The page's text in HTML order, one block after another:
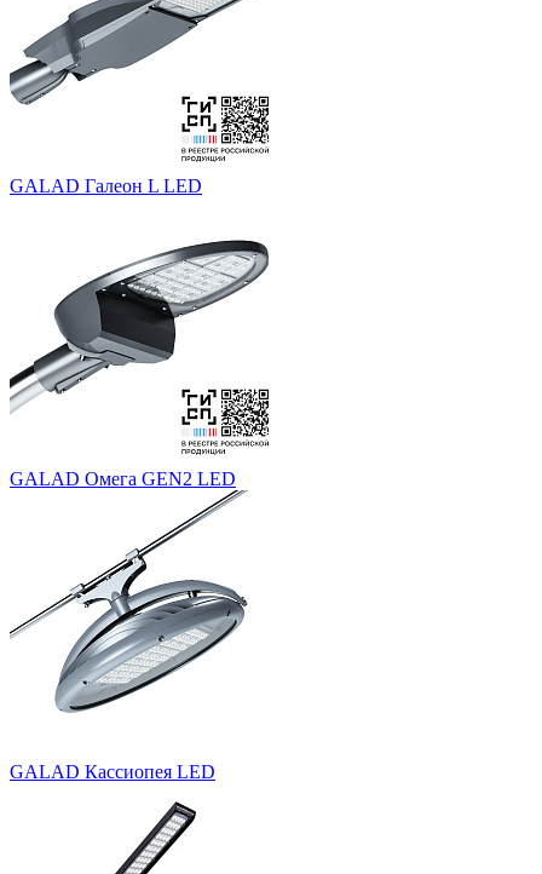
GALAD Галеон L LED
GALAD Омега GEN2 LED
GALAD Кассиопея LED